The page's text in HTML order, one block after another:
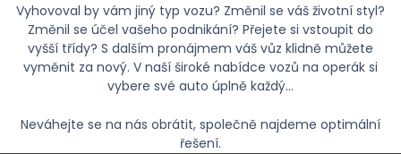
Vyhovoval by vám jiný typ vozu? Změnil se váš životní styl?
Změnil se účel vašeho podnikání? Přejete si vstoupit do
vyšší třídy? S dalším pronájmem váš vůz klidně můžete
vyměnit za nový. V naší široké nabídce vozů na operák si
vybere své auto úplně každý...
Neváhejte se na nás obrátit, společně najdeme optimální
řešení.